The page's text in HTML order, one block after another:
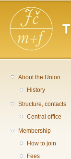
Main menu
About the Union
History
Structure, contacts
Central office
Membership
How to join
Fees